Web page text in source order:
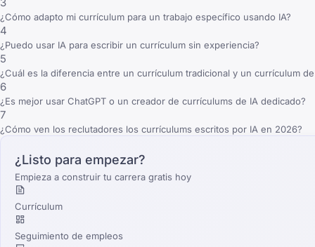
¿Cómo adapto mi currículum para un trabajo específico usando IA?
4
¿Puedo usar IA para escribir un currículum sin experiencia?
5
¿Cuál es la diferencia entre un currículum tradicional y un currículum
6
¿Es mejor usar ChatGPT o un creador de currículums de IA dedicado?
7
¿Cómo ven los reclutadores los currículums escritos por IA en 2026?
¿Listo para empezar?
Empieza a construir tu carrera gratis hoy
Currículum
Seguimiento de empleos